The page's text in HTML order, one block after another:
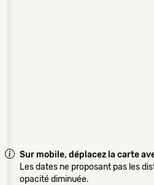
Sur mobile, déplacez la carte
Les dates ne proposant pas les
opacité diminuée.